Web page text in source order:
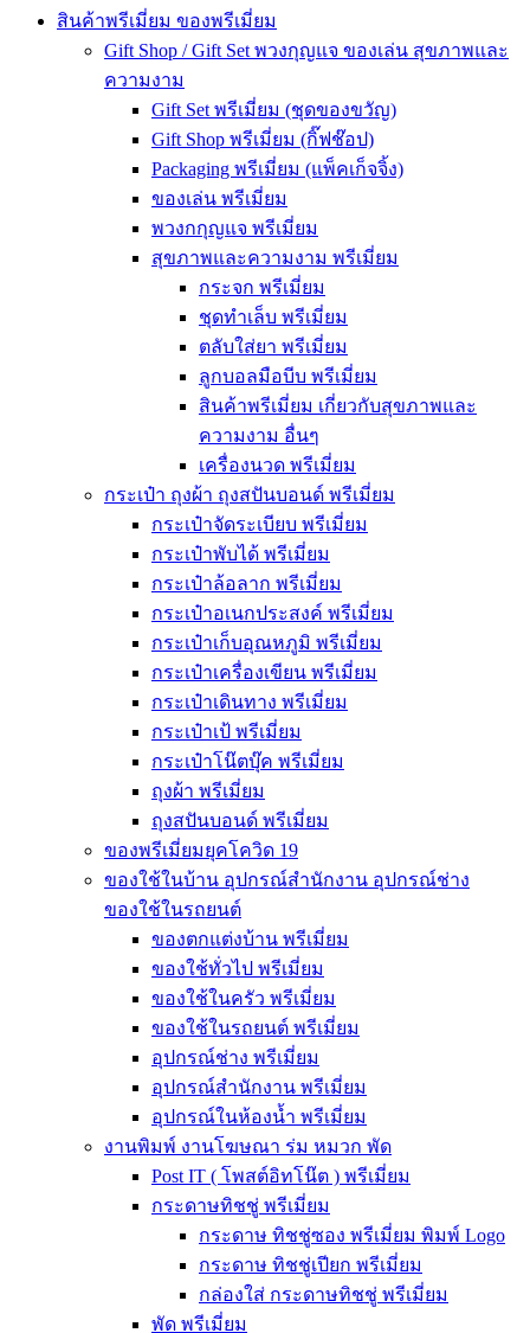
สินค้าพรีเมี่ยม ของพรีเมี่ยม
Gift Shop / Gift Set พวงกุญแจ ของเล่น สุขภาพและ
ความงาม
Gift Set พรีเมี่ยม (ชุดของขวัญ)
Gift Shop พรีเมี่ยม (กิ๊ฟช๊อป)
Packaging พรีเมี่ยม (แพ็คเก็จจิ้ง)
ของเล่น พรีเมี่ยม
พวงกกุญแจ พรีเมี่ยม
สุขภาพและความงาม พรีเมี่ยม
กระจก พรีเมี่ยม
ชุดทำเล็บ พรีเมี่ยม
ตลับใส่ยา พรีเมี่ยม
ลูกบอลมือบีบ พรีเมี่ยม
สินค้าพรีเมี่ยม เกี่ยวกับสุขภาพและ
ความงาม อื่นๆ
เครื่องนวด พรีเมี่ยม
กระเป๋า ถุงผ้า ถุงสปันบอนด์ พรีเมี่ยม
กระเป๋าจัดระเบียบ พรีเมี่ยม
กระเป๋าพับได้ พรีเมี่ยม
กระเป๋าล้อลาก พรีเมี่ยม
กระเป๋าอเนกประสงค์ พรีเมี่ยม
กระเป๋าเก็บอุณหภูมิ พรีเมี่ยม
กระเป๋าเครื่องเขียน พรีเมี่ยม
กระเป๋าเดินทาง พรีเมี่ยม
กระเป๋าเป้ พรีเมี่ยม
กระเป๋าโน๊ตบุ๊ค พรีเมี่ยม
ถุงผ้า พรีเมี่ยม
ถุงสปันบอนด์ พรีเมี่ยม
ของพรีเมี่ยมยุคโควิด 19
ของใช้ในบ้าน อุปกรณ์สำนักงาน อุปกรณ์ช่าง
ของใช้ในรถยนต์
ของตกแต่งบ้าน พรีเมี่ยม
ของใช้ทั่วไป พรีเมี่ยม
ของใช้ในครัว พรีเมี่ยม
ของใช้ในรถยนต์ พรีเมี่ยม
อุปกรณ์ช่าง พรีเมี่ยม
อุปกรณ์สำนักงาน พรีเมี่ยม
อุปกรณ์ในห้องน้ำ พรีเมี่ยม
งานพิมพ์ งานโฆษณา ร่ม หมวก พัด
Post IT ( โพสต์อิทโน๊ต ) พรีเมี่ยม
กระดาษทิชชู่ พรีเมี่ยม
กระดาษ ทิชชู่ซอง พรีเมี่ยม พิมพ์ Logo
กระดาษ ทิชชู่เปียก พรีเมี่ยม
กล่องใส่ กระดาษทิชชู่ พรีเมี่ยม
พัด พรีเมี่ยม